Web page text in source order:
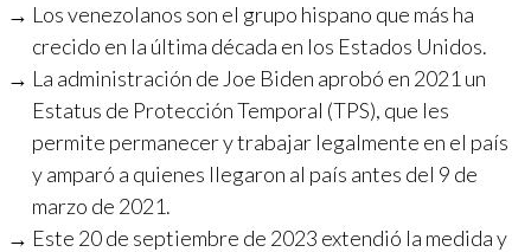
Los venezolanos son el grupo hispano que más ha
crecido en la última década en los Estados Unidos.
La administración de Joe Biden aprobó en 2021 un
Estatus de Protección Temporal (TPS), que les
permite permanecer y trabajar legalmente en el país
y amparó a quienes llegaron al país antes del 9 de
marzo de 2021.
Este 20 de septiembre de 2023 extendió la medida y